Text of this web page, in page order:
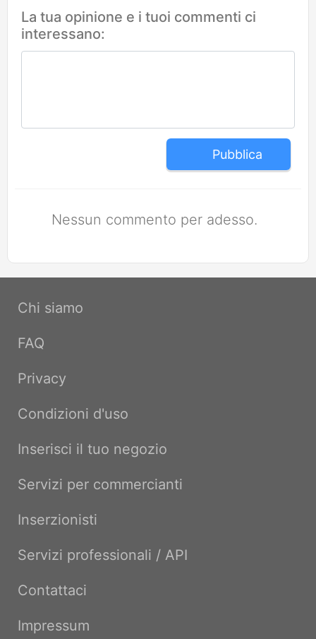
La tua opinione e i tuoi commenti ci
interessano:
Pubblica
Nessun commento per adesso.
Chi siamo
FAQ
Privacy
Condizioni d'uso
Inserisci il tuo negozio
Servizi per commercianti
Inserzionisti
Servizi professionali / API
Contattaci
Impressum